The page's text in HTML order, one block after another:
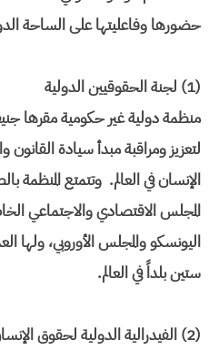
حضورها وفاعليتها على الساحة
(1) لجنة الحقوقيين الدولية
منظمة دولية غير حكومية مقرها
لتعزيز ومراقبة مبدأ سيادة القانون
الإنسان في العالم. وتتمتع المنظمة
المجلس الاقتصادي والاجتماعي
اليونسكو والمجلس الأوروبي، ولها
ستين بلداً في العالم.
(2) الفيدرالية الدولية لحقوق الإنسان